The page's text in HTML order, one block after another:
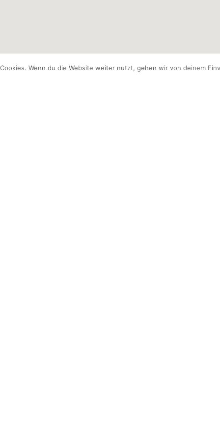
Wenn du die Website weiter nutzt, gehen wir von deinem